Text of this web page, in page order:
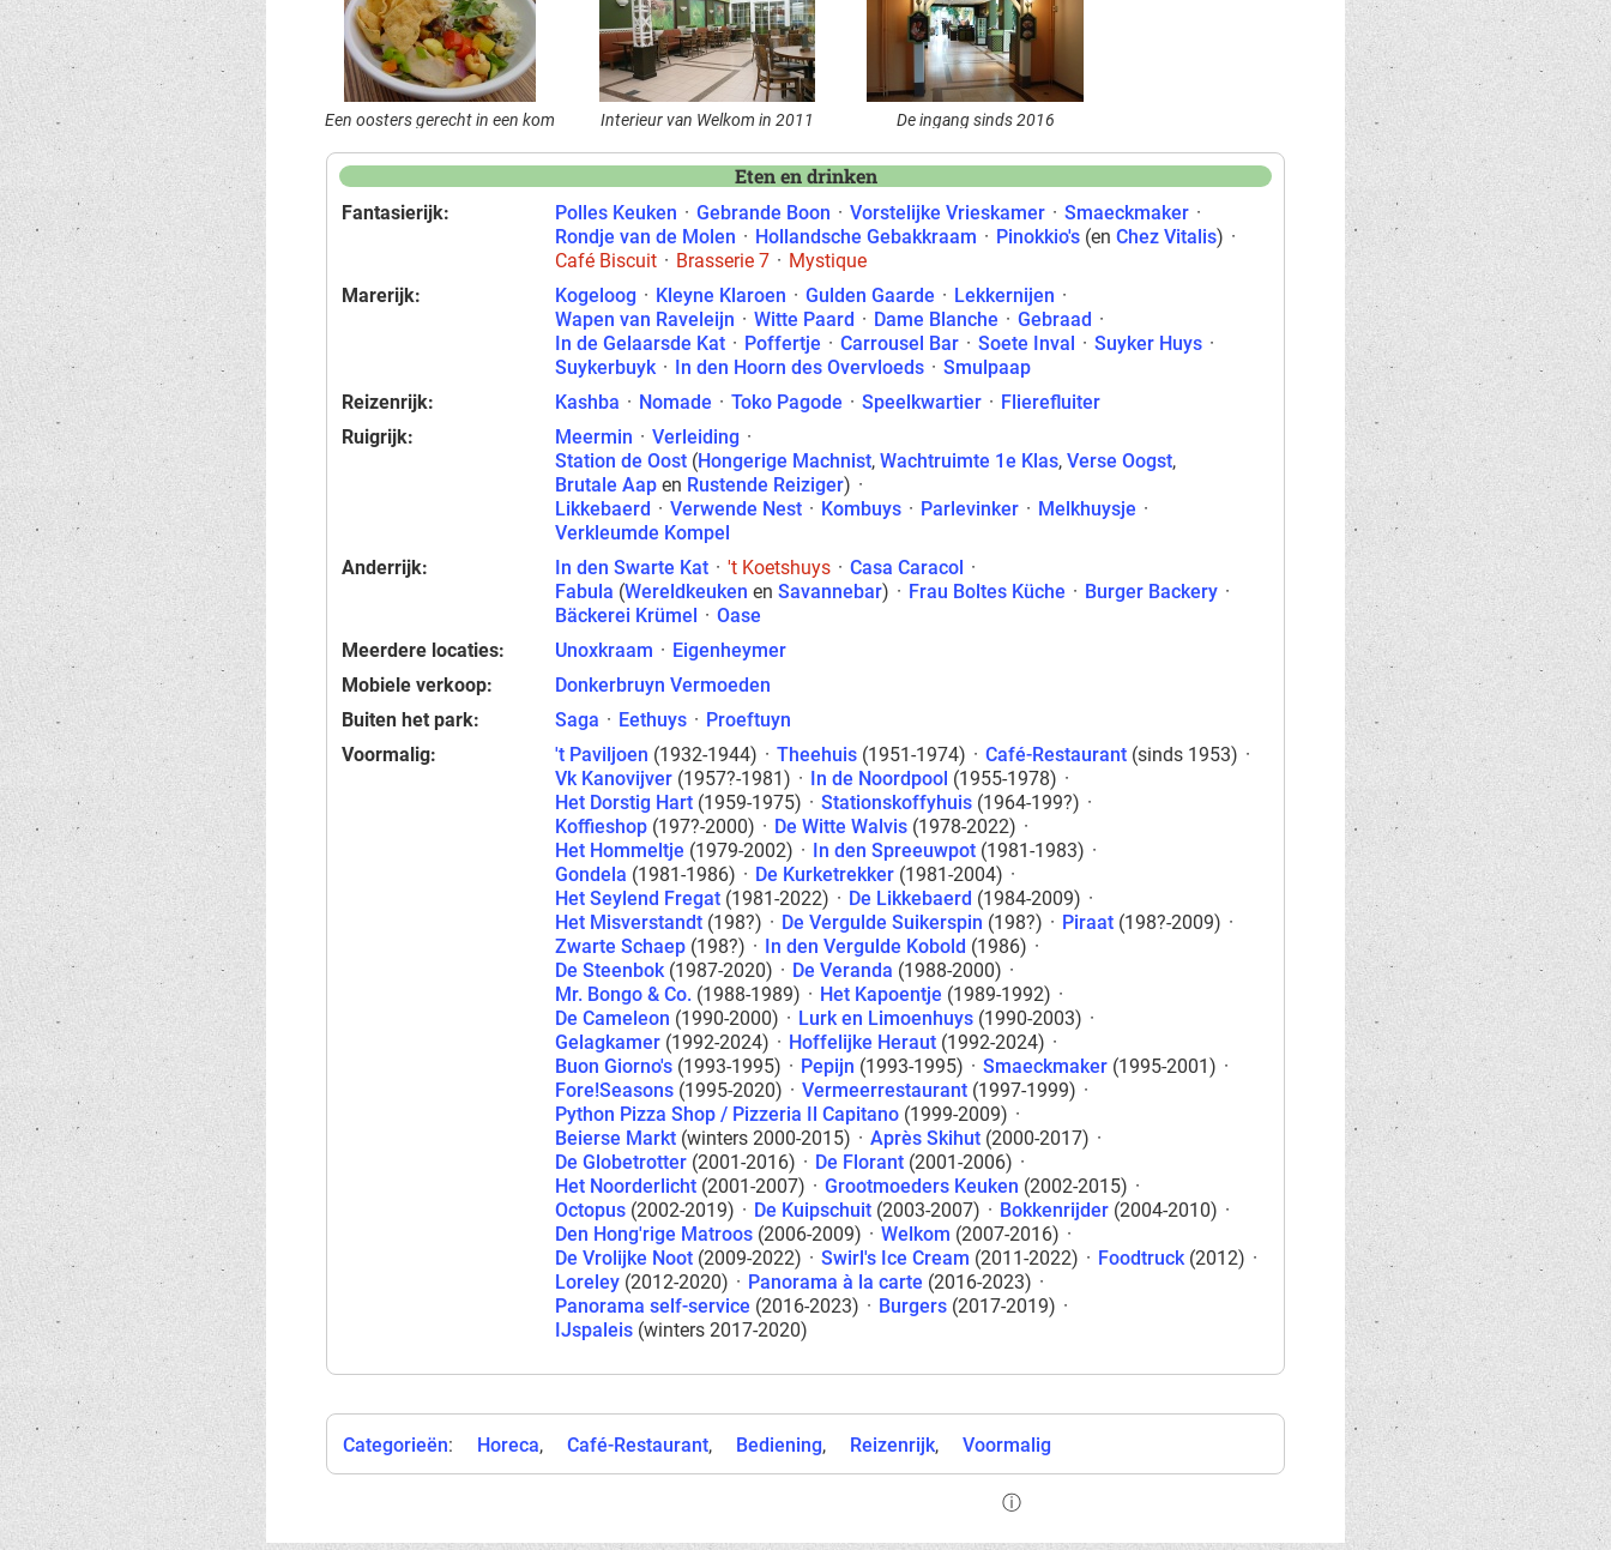
Een oosters gerecht in een kom Interieur van Welkom in 2011 De ingang sinds 2016
Eten en drinken
Fantasierijk: Polles Keuken · Gebrande Boon · Vorstelijke Vrieskamer · Smaeckmaker ·
Rondje van de Molen · Hollandsche Gebakkraam · Pinokkio's (en Chez Vitalis) ·
Café Biscuit · Brasserie 7 · Mystique
Marerijk:
Kogeloog · Kleyne Klaroen · Gulden Gaarde · Lekkernijen ·
Wapen van Raveleijn · Witte Paard · Dame Blanche · Gebraad ·
In de Gelaarsde Kat · Poffertje · Carrousel Bar · Soete Inval · Suyker Huys ·
Suykerbuyk · In den Hoorn des Overvloeds · Smulpaap
Reizenrijk:
Kashba · Nomade · Toko Pagode · Speelkwartier · Flierefluiter
Ruigrijk:
Meermin · Verleiding ·
Station de Oost (Hongerige Machnist, Wachtruimte 1e Klas, Verse Oogst,
Brutale Aap en Rustende Reiziger) ·
Likkebaerd · Verwende Nest · Kombuys · Parlevinker · Melkhuysje ·
Verkleumde Kompel
Anderrijk:
In den Swarte Kat · 't Koetshuys · Casa Caracol ·
Fabula (Wereldkeuken en Savannebar) · Frau Boltes Küche · Burger Backery ·
Bäckerei Krümel
· Oase
Meerdere locaties:
Unoxkraam · Eigenheymer
Mobiele verkoop:
Donkerbruyn Vermoeden
Buiten het park:
Saga · Eethuys · Proeftuyn
Voormalig:
't Paviljoen (1932-1944) · Theehuis (1951-1974) · Café-Restaurant (sinds 1953) ·
Vk Kanovijver (1957?-1981) · In de Noordpool (1955-1978) ·
Het Dorstig Hart (1959-1975) · Stationskoffyhuis (1964-199?) ·
Koffieshop (197?-2000) · De Witte Walvis (1978-2022) ·
Het Hommeltje (1979-2002) · In den Spreeuwpot (1981-1983) ·
Gondela (1981-1986) · De Kurketrekker (1981-2004) ·
Het Seylend Fregat (1981-2022) · De Likkebaerd (1984-2009) ·
Het Misverstandt (198?) · De Vergulde Suikerspin (198?) · Piraat (198?-2009) ·
Zwarte Schaep (198?) · In den Vergulde Kobold (1986) ·
De Steenbok(1987-2020) · De Veranda (1988-2000) ·
Mr. Bongo & Co. (1988-1989) · Het Kapoentje (1989-1992) ·
De Cameleon (1990-2000) · Lurk en Limoenhuys (1990-2003) ·
Gelagkamer (1992-2024) · Hoffelijke Heraut (1992-2024) ·
Buon Giorno's (1993-1995) · Pepijn (1993-1995) · Smaeckmaker (1995-2001) ·
Fore!Seasons (1995-2020) · Vermeerrestaurant (1997-1999) ·
Python Pizza Shop / Pizzeria Il Capitano (1999-2009) ·
Beierse Markt (winters 2000-2015) · Après Skihut (2000-2017) ·
De Globetrotter (2001-2016) · De Florant (2001-2006) ·
Het Noorderlicht (2001-2007) · Grootmoeders Keuken (2002-2015) ·
Octopus (2002-2019) · De Kuipschuit (2003-2007) · Bokkenrijder (2004-2010) ·
Den Hong'rige Matroos (2006-2009) · Welkom (2007-2016) ·
De Vrolijke Noot (2009-2022) · Swirl's Ice Cream (2011-2022) · Foodtruck(2012) ·
Loreley (2012-2020) · Panorama à la carte (2016-2023) ·
Panorama self-service (2016-2023) · Burgers (2017-2019) ·
IJspaleis (winters 2017-2020)
Categorieën: Horeca Café-Restaurant Bediening Reizenrijk Voormalig
ⓘ